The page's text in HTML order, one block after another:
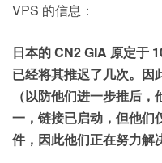
VPS 的信息：
日本的 CN2 GIA 原定于
已经将其推迟了几次。因
（以防他们进一步推后
一，链接已启动，但他们
件，因此他们正在努力解